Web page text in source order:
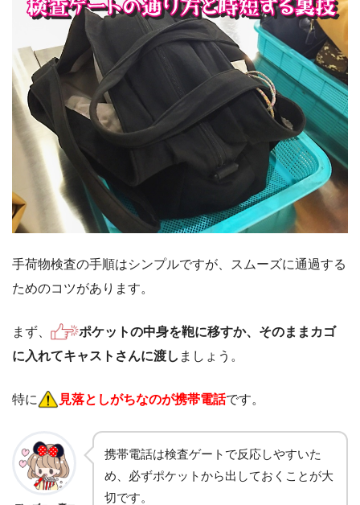
​​手荷物検査の手順はシンプルですが、スムーズに通過する
ためのコツがあります。
まず、
ポケットの中身を鞄に移すか、そのままカゴ
に入れてキャストさんに渡し ましょう。
特に 見落としがちなのが携帯電話です。
携帯電話は検査ゲートで反応しやすいた
め、必ずポケットから出しておくことが大
切です。